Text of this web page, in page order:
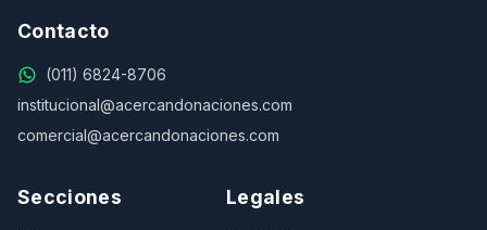
Contacto
(011) 6824-8706
institucional@acercandonaciones.com
comercial@acercandonaciones.com
Secciones Legales